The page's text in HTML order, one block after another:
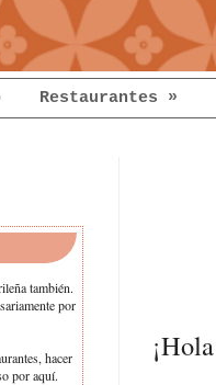
Restaurantes »
también.
por
hacer
por aquí.